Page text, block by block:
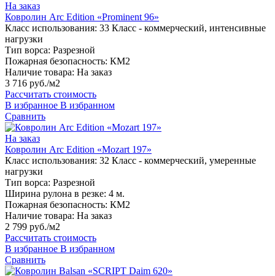
На заказ
Ковролин Arc Edition «Prominent 96»
Класс использования: 33 Класс - коммерческий, интенсивные
нагрузки
Тип ворса: Разрезной
Пожарная безопасность: КМ2
Наличие товара: На заказ
3 716 руб./м2
Рассчитать стоимость
В избранное В избранном
Сравнить
На заказ
Ковролин Arc Edition «Mozart 197»
Класс использования: 32 Класс - коммерческий, умеренные
нагрузки
Тип ворса: Разрезной
Ширина рулона в резке: 4 м.
Пожарная безопасность: КМ2
Наличие товара: На заказ
2 799 руб./м2
Рассчитать стоимость
В избранное В избранном
Сравнить